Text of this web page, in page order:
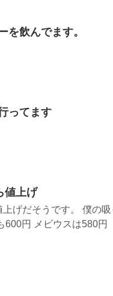
飲んでます。
ってます
値上げ
げだそうです。 僕の吸
600円 メビウスは580円